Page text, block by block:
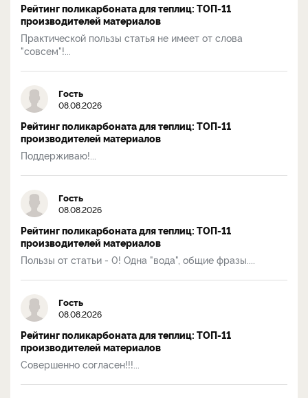
Рейтинг поликарбоната для теплиц: ТОП-11
производителей материалов
Практической пользы статья не имеет от слова
"совсем"!...
Гость
08.08.2026
Рейтинг поликарбоната для теплиц: ТОП-11
производителей материалов
Поддерживаю!...
Гость
08.08.2026
Рейтинг поликарбоната для теплиц: ТОП-11
производителей материалов
Пользы от статьи - 0! Одна "вода", общие фразы....
Гость
08.08.2026
Рейтинг поликарбоната для теплиц: ТОП-11
производителей материалов
Совершенно согласен!!!...